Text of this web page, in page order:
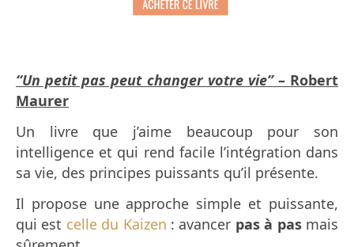
“Un petit pas peut changer votre vie”– Robert
Maurer
Un livre que j’aime beaucoup pour son
intelligence et qui rend facile l’intégration dans
sa vie, des principes puissants qu’il présente.
Il propose une approche simple et puissante,
qui est celle du Kaizen : avancer pas à pasmais